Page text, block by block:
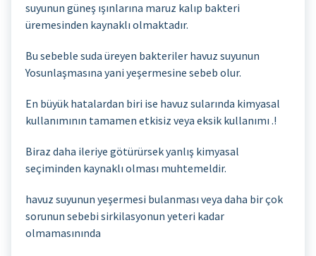
suyunun güneş ışınlarına maruz kalıp bakteri
üremesinden kaynaklı olmaktadır.
Bu sebeble suda üreyen bakteriler havuz suyunun
Yosunlaşmasına yani yeşermesine sebeb olur.
En büyük hatalardan biri ise havuz sularında kimyasal
kullanımının tamamen etkisiz veya eksik kullanımı .!
Biraz daha ileriye götürürsek yanlış kimyasal
seçiminden kaynaklı olması muhtemeldir.
havuz suyunun yeşermesi bulanması veya daha bir çok
sorunun sebebi sirkilasyonun yeteri kadar
olmamasınında